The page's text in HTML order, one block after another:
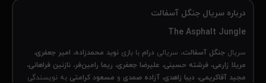
درباره سریال جنگل آسفالت
The Asphalt Jungle
سریال جنگل آسفالت، سریالی درام با بازی نوید محمدزاده، امیر جعفری،
مریلا زارعی، فرشته حسینی، علیرضا جعفری، ریما رامین‌فر، نازنین فراهانی،
مجید آقاکریمی، دیبا زاهدی، آزاده صمدی و مسعود کرامتی به نویسندگی